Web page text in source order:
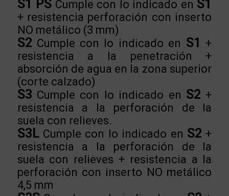
S1 PS Cumple con lo indicado en S1
+ resistencia perforación con inserto
NO metálico (3 mm)
S2 Cumple con lo indicado en S1 +
resistencia a la penetración +
absorción de agua en la zona superior
(corte calzado)
S3 Cumple con lo indicado en S2 +
resistencia a la perforación de la
suela con relieves.
S3LCumple con lo indicado en S2 +
resistencia a la perforación de la
suela con relieves + resistencia a la
perforación con inserto NO metálico
4,5 mm